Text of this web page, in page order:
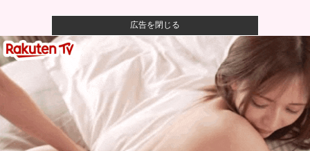
【悲報】母親、息子を通して男の競争の厳しさを知る
ｗｗｗｗ
【悲報】八王子の夏祭り、衛生管理終わってた
広告を閉じる